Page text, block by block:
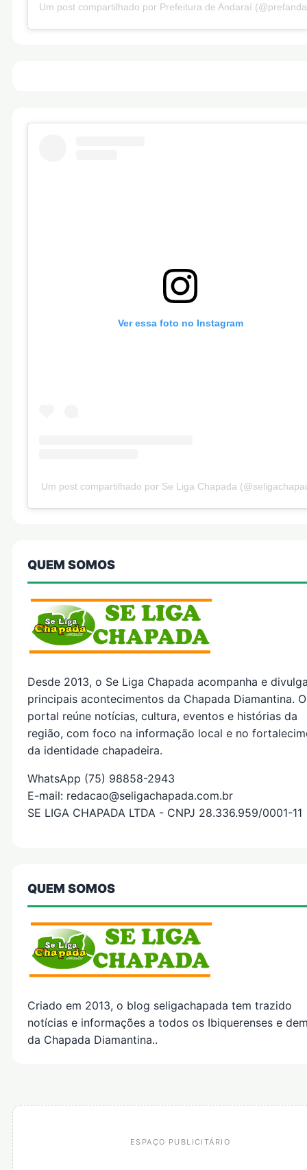
Um post compartilhado por Prefeitura de Andaraí
Ver essa foto no Instagram
Um post compartilhado por Se Liga Chapada
QUEM SOMOS
Desde 2013, o Se Liga Chapada acompanha e
principais acontecimentos da Chapada Diamantina. O
portal reúne notícias, cultura, eventos e histórias da
região, com foco na informação local e no
da identidade chapadeira.
WhatsApp (75) 98858-2943
E-mail: redacao@seligachapada.com.br
SE LIGA CHAPADA LTDA - CNPJ 28.336.959/0001-11
QUEM SOMOS
Criado em 2013, o blog seligachapada tem trazido
notícias e informações a todos os Ibiquerenses e
da Chapada Diamantina..
ESPAÇO PUBLICITÁRIO